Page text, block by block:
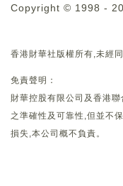
Copyright © 1998 -
香港財華社版權所有,未經同
免責聲明：
財華控股有限公司及香港
之準確性及可靠性,但並不
損失,本公司概不負責。